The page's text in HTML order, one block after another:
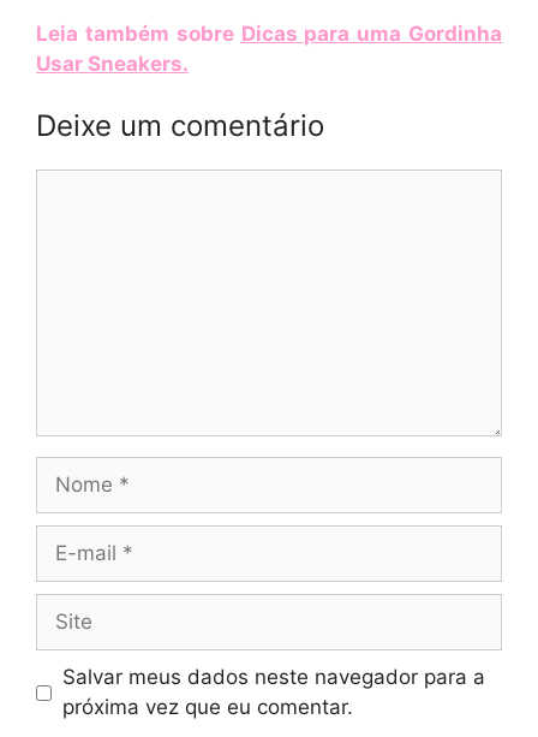
Leia também sobre Dicas para uma Gordinha
Usar Sneakers.
Deixe um comentário
Nome
Site
Salvar meus dados neste navegador para a
próxima vez que eu comentar.